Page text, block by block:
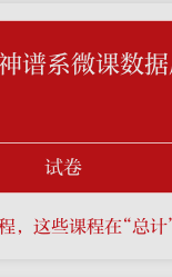
谱系微课数
试卷
，这些课程在“总